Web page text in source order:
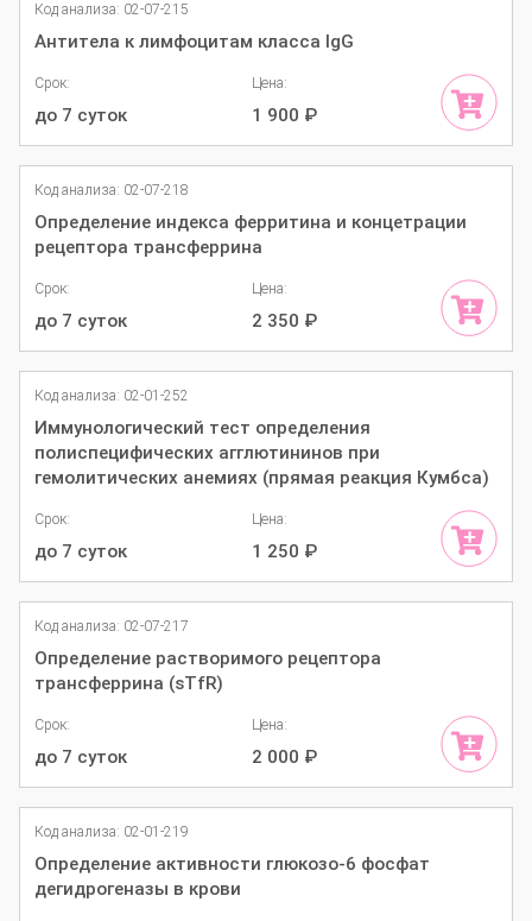
Код анализа: 02-07-215
Антитела к лимфоцитам класса IgG
Срок:
до 7 суток
Цена:
1 900 ₽
Код анализа: 02-07-218
Определение индекса ферритина и концетрации
рецептора трансферрина
Срок:
до 7 суток
Цена:
2 350 ₽
Код анализа: 02-01-252
Иммунологический тест определения
полиспецифических агглютининов при
гемолитических анемиях (прямая реакция Кумбса)
Срок:
до 7 суток
Цена:
1 250 ₽
Код анализа: 02-07-217
Определение растворимого рецептора
трансферрина (sTfR)
Срок:
до 7 суток
Цена:
2 000 ₽
Код анализа: 02-01-219
Определение активности глюкозо-6 фосфат
дегидрогеназы в крови